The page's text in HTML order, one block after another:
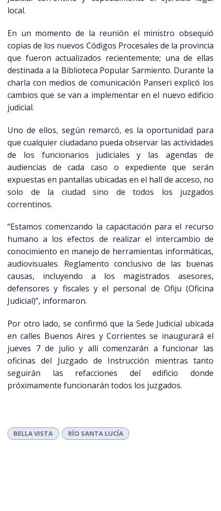
local.
En un momento de la reunión el ministro obsequió
copias de los nuevos Códigos Procesales de la provincia
que fueron actualizados recientemente; una de ellas
destinada a la Biblioteca Popular Sarmiento. Durante la
charla con medios de comunicación Panseri explicó los
cambios que se van a implementar en el nuevo edificio
judicial.
Uno de ellos, según remarcó, es la oportunidad para
que cualquier ciudadano pueda observar las actividades
de los funcionarios judiciales y las agendas de
audiencias de cada caso o expediente que serán
expuestas en pantallas ubicadas en el hall de acceso, no
solo de la ciudad sino de todos los juzgados
correntinos.
“Estamos comenzando la capacitación para el recurso
humano a los efectos de realizar el intercambio de
conocimiento en manejo de herramientas informáticas,
audiovisuales. Reglamento conclusivo de las buenas
causas, incluyendo a los magistrados asesores,
defensores y fiscales y el personal de Ofiju (Oficina
Judicial)”, informaron.
Por otro lado, se confirmó que la Sede Judicial ubicada
en calles Buenos Aires y Corrientes se inaugurará el
jueves 7 de julio y allí comenzarán a funcionar las
oficinas del Juzgado de Instrucción mientras tanto
seguirán las refacciones del edificio donde
próximamente funcionarán todos los juzgados.
BELLA VISTA RÍO SANTA LUCÍA